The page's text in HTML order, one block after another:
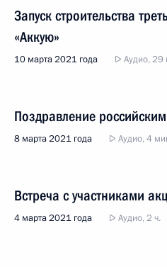
Запуск строительства
«Аккую»
10 марта 2021 года Аудио, 29
Поздравление
8 марта 2021 года Аудио, 4
Встреча с участниками
4 марта 2021 года Аудио, 2 ч.